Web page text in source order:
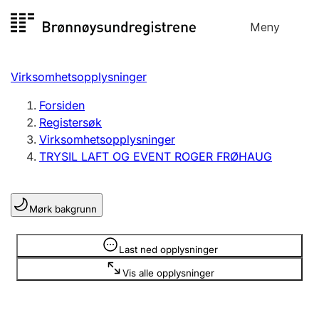
til
Meny
Registersøk
Aksjeselskap
Enkeltpersonforetak
Registrere, endre, slette
Lag og forening
Registrere, endre, slette
Virksomhetsopplysninger
Forsiden
Registersøk
Virksomhetsopplysninger
TRYSIL LAFT OG EVENT ROGER FRØHAUG
Mørk bakgrunn
Last ned opplysninger
Vis alle opplysninger
Opplysninger er skjult